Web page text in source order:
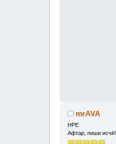
mrAVA
НРЕ
Афтар, пиши исчё!